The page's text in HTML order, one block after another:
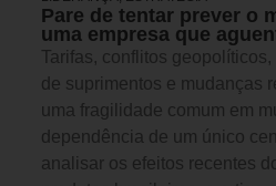
Pare de tentar prever o
uma empresa que
Tarifas, conflitos
de suprimentos e mudanças
uma fragilidade comum em
dependência de um único
analisar os efeitos recentes